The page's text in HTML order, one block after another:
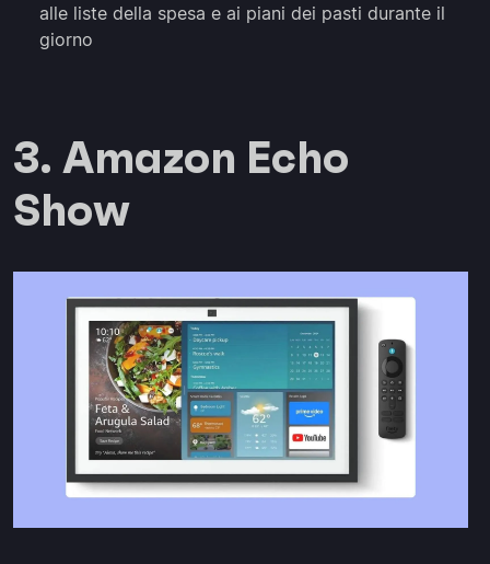
alle liste della spesa e ai piani dei pasti durante il
giorno
3. Amazon Echo
Show